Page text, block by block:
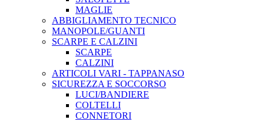
MAGLIE
ABBIGLIAMENTO TECNICO
MANOPOLE/GUANTI
SCARPE E CALZINI
SCARPE
CALZINI
ARTICOLI VARI - TAPPANASO
SICUREZZA E SOCCORSO
LUCI/BANDIERE
COLTELLI
CONNETORI